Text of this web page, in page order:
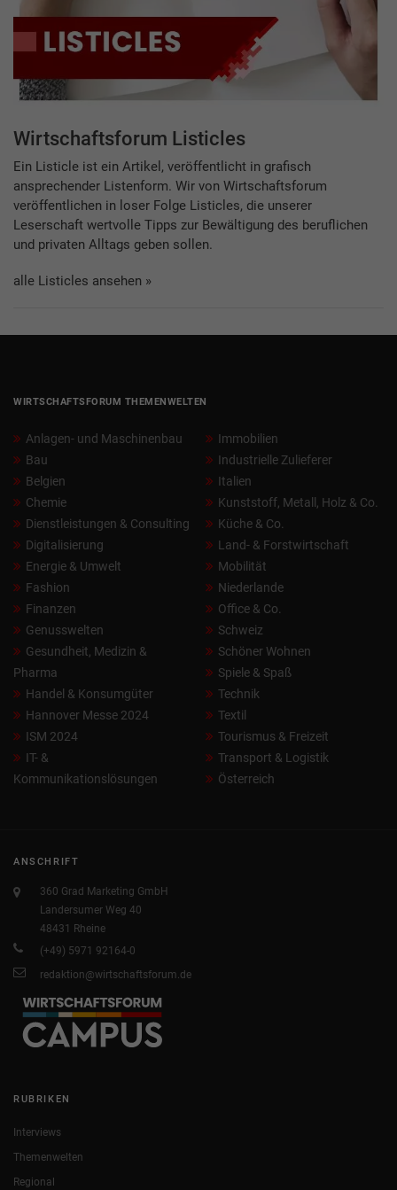
Wirtschaftsforum Listicles
Ein Listicle ist ein Artikel, veröffentlicht in grafisch
ansprechender Listenform. Wir von Wirtschaftsforum
veröffentlichen in loser Folge Listicles, die unserer
Leserschaft wertvolle Tipps zur Bewältigung des beruflichen
und privaten Alltags geben sollen.
alle Listicles ansehen »
WIRTSCHAFTSFORUM THEMENWELTEN
Anlagen- und Maschinenbau
Bau
Belgien
Chemie
Dienstleistungen & Consulting
Digitalisierung
Energie & Umwelt
Fashion
Finanzen
Genusswelten
Gesundheit, Medizin &
Pharma
Handel & Konsumgüter
Hannover Messe 2024
ISM 2024
IT- &
Kommunikationslösungen
Immobilien
Industrielle Zulieferer
Italien
Kunststoff, Metall, Holz & Co.
Küche & Co.
Land- & Forstwirtschaft
Mobilität
Niederlande
Office & Co.
Schweiz
Schöner Wohnen
Spiele & Spaß
Technik
Textil
Tourismus & Freizeit
Transport & Logistik
Österreich
ANSCHRIFT
360 Grad Marketing GmbH
Landersumer Weg 40
48431 Rheine
(+49) 5971 92164-0
redaktion@wirtschaftsforum.de
RUBRIKEN
Interviews
Themenwelten
Regional